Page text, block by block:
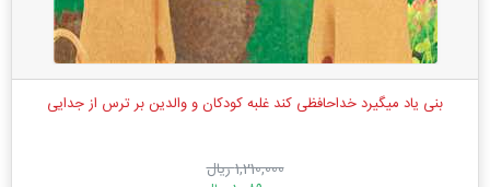
بنی یاد میگیرد خداحافظی کند غلبه کودکان و والدین بر ترس از جدایی
1,210,000 ریال